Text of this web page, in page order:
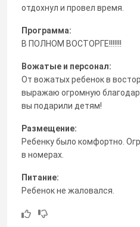
отдохнул и провел время.
Программа:
В ПОЛНОМ ВОСТОРГЕ!!!!!!!
Вожатые и персонал:
От вожатых ребенок в
выражаю огромную
вы подарили детям!
Размещение:
Ребенку было комфортно.
в номерах.
Питание:
Ребенок не жаловался.